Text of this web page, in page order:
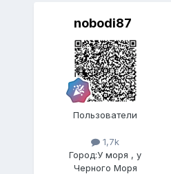
nobodi87
Пользователи
1,7k
Город:У моря , у
Черного Моря